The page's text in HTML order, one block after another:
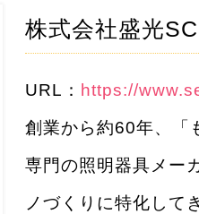
株式会社盛光
URL： https://
創業から約60年、
専門の照明器具メー
ノづくりに特化して